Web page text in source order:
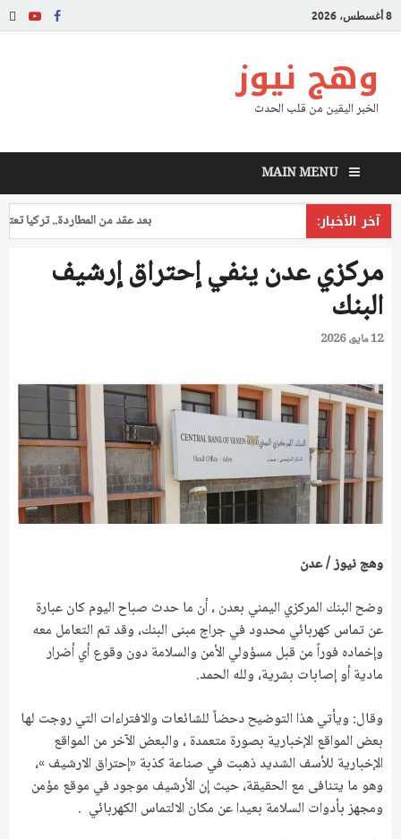
8 أغسطس، 2026
وهج نيوز
الخبر اليقين من قلب الحدث
MAIN MENU
آخر الأخبار: بعد عقد من المطاردة.. تركيا تعتقل
مركزي عدن ينفي إحتراق إرشيف
البنك
12 مايو، 2026
وهج نيوز / عدن
وضح البنك المركزي اليمني بعدن ، أن ما حدث صباح اليوم كان عبارة
عن تماس كهربائي محدود في جراج مبنى البنك، وقد تم التعامل معه
وإخماده فوراً من قبل مسؤولي الأمن والسلامة دون وقوع أي أضرار
مادية أو إصابات بشرية، ولله الحمد.
وقال: ويأتي هذا التوضيح دحضاً للشائعات والافتراءات التي روجت لها
بعض المواقع الإخبارية بصورة متعمدة ، والبعض الآخر من المواقع
الإخبارية للأسف الشديد ذهبت في صناعة كذبة «إحتراق الارشيف »،
وهو ما يتنافى مع الحقيقة، حيث إن الأرشيف موجود في موقع مؤمن
ومجهز بأدوات السلامة بعيدا عن مكان الالتماس الكهربائي .